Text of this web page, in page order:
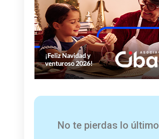
No te pierdas lo último